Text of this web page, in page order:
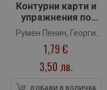
Контурни карти и
упражнения по
човекът и
обществото за 4.
клас (Атласи)
Румен Пенин, Георги
Якимов
1,79 €
3,50 лв.